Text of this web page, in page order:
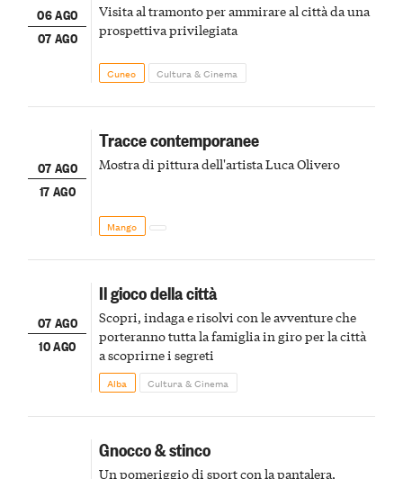
06 AGO
07 AGO
Visita al tramonto per ammirare al città da una
prospettiva privilegiata
Cuneo Cultura & Cinema
07 AGO
17 AGO
Tracce contemporanee
Mostra di pittura dell'artista Luca Olivero
Mango
07 AGO
10 AGO
Il gioco della città
Scopri, indaga e risolvi con le avventure che
porteranno tutta la famiglia in giro per la città
a scoprirne i segreti
Alba Cultura & Cinema
Gnocco & stinco
Un pomeriggio di sport con la pantalera,